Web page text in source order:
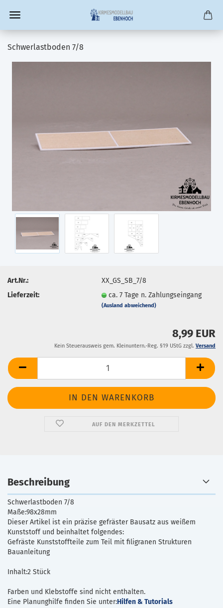
Schwerlastboden 7/8
Art.Nr.:
XX_GS_SB_7/8
Lieferzeit:
ca. 7 Tage n. Zahlungseingang
(Ausland abweichend)
8,99 EUR
Kein Steuerausweis gem. Kleinuntern.-Reg. §19 UStG zzgl. Versand
AUF DEN MERKZETTEL
Beschreibung
Schwerlastboden 7/8
Maße:98x28mm
Dieser Artikel ist ein präzise gefräster Bausatz aus weißem
Kunststoff und beinhaltet folgendes:
Gefräste Kunststoffteile zum Teil mit filigranen Strukturen
Bauanleitung
Inhalt:2 Stück
Farben und Klebstoffe sind nicht enthalten.
Eine Planunghilfe finden Sie unter:Hilfen & Tutorials